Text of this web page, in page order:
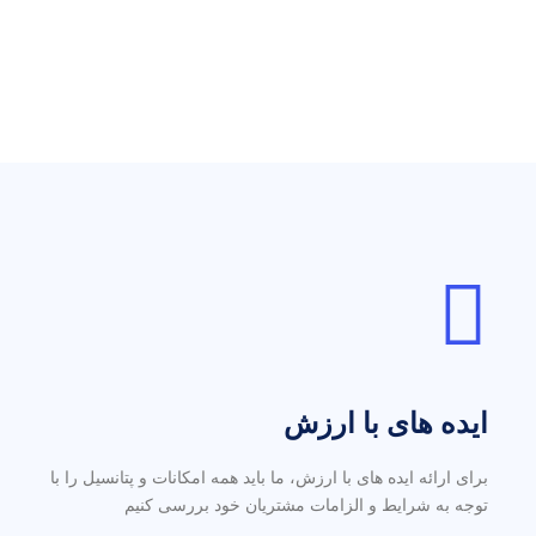
ایده های با ارزش
برای ارائه ایده های با ارزش، ما باید همه امکانات و پتانسیل را با
توجه به شرایط و الزامات مشتریان خود بررسی کنیم